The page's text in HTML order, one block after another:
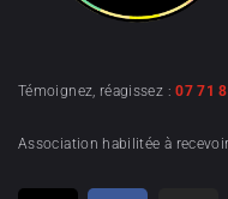
Témoignez, réagissez :07 71
Association habilitée à